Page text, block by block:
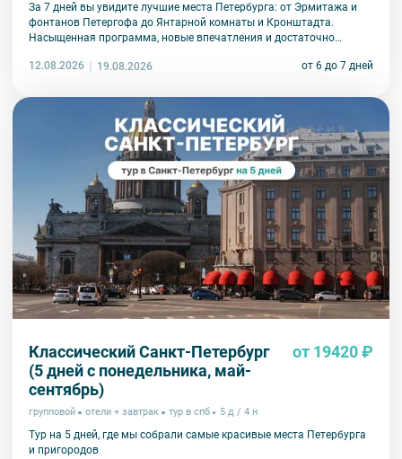
За 7 дней вы увидите лучшие места Петербурга: от Эрмитажа и
фонтанов Петергофа до Янтарной комнаты и Кронштадта.
Насыщенная программа, новые впечатления и достаточно
12.08.2026
19.08.2026 от 6 до 7 дней
Классический Санкт-Петербург
(5 дней с понедельника, май-
сентябрь)
от 19420 ₽
групповой отели + завтрак тур в спб 5 д / 4 н
Тур на 5 дней, где мы собрали самые красивые места Петербурга
и пригородов